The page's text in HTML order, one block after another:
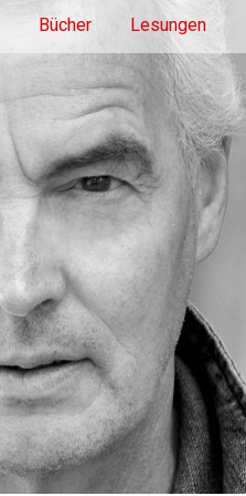
Bücher Lesungen